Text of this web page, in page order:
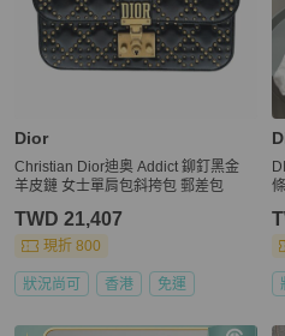
Dior
Christian Dior迪奥 Addict 鉚釘黑金
羊皮鏈 女士單肩包斜挎包 郵差包
TWD 21,407
現折 800
狀況尚可 香港 免運